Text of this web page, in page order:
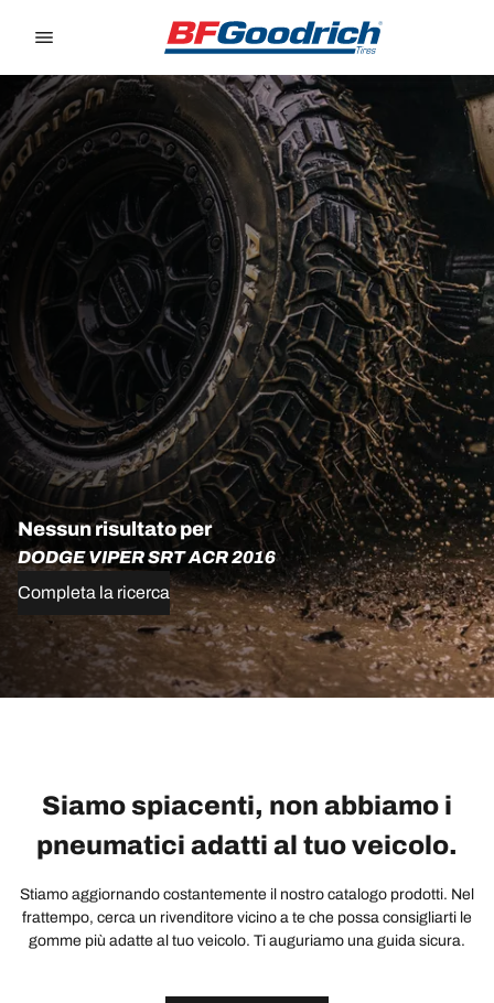
Nessun risultato per
DODGE VIPER SRT ACR 2016
Completa la ricerca
Siamo spiacenti, non abbiamo i
pneumatici adatti al tuo veicolo.
Stiamo aggiornando costantemente il nostro catalogo prodotti. Nel
frattempo, cerca un rivenditore vicino a te che possa consigliarti le
gomme più adatte al tuo veicolo. Ti auguriamo una guida sicura.